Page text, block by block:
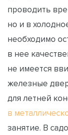
проводить
но и в
необходимо
в нее
не имеется
железные
для летней
в
занятие. В